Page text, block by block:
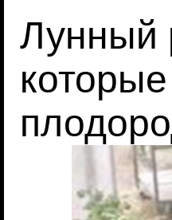
Лунный